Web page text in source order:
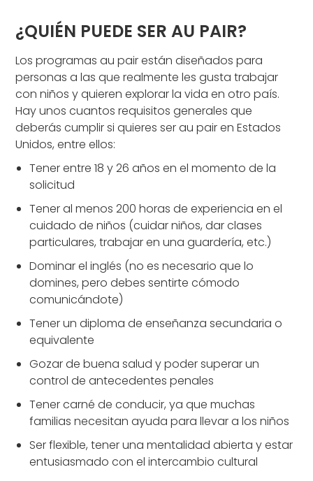
¿QUIÉN PUEDE SER AU PAIR?
Los programas au pair están diseñados para
personas a las que realmente les gusta trabajar
con niños y quieren explorar la vida en otro país.
Hay unos cuantos requisitos generales que
deberás cumplir si quieres ser au pair en Estados
Unidos, entre ellos:
Tener entre 18 y 26 años en el momento de la
solicitud
Tener al menos 200 horas de experiencia en el
cuidado de niños (cuidar niños, dar clases
particulares, trabajar en una guardería, etc.)
Dominar el inglés (no es necesario que lo
domines, pero debes sentirte cómodo
comunicándote)
Tener un diploma de enseñanza secundaria o
equivalente
Gozar de buena salud y poder superar un
control de antecedentes penales
Tener carné de conducir, ya que muchas
familias necesitan ayuda para llevar a los niños
Ser flexible, tener una mentalidad abierta y estar
entusiasmado con el intercambio cultural